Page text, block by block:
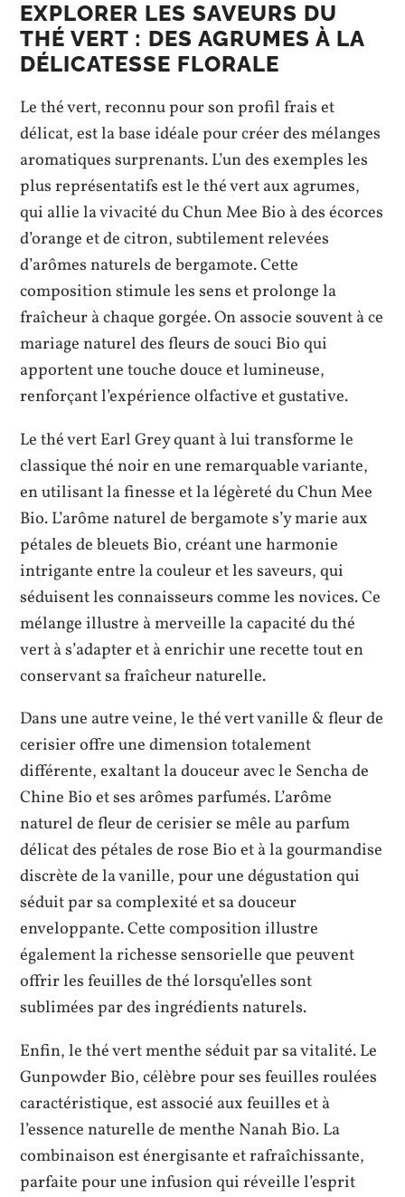
EXPLORER LES SAVEURS DU
THÉ VERT : DES AGRUMES À LA
DÉLICATESSE FLORALE
Le thé vert, reconnu pour son profil frais et
délicat, est la base idéale pour créer des mélanges
aromatiques surprenants. L’un des exemples les
plus représentatifs est le thé vert aux agrumes,
qui allie la vivacité du Chun Mee Bio à des écorces
d’orange et de citron, subtilement relevées
d’arômes naturels de bergamote. Cette
composition stimule les sens et prolonge la
fraîcheur à chaque gorgée. On associe souvent à ce
mariage naturel des fleurs de souci Bio qui
apportent une touche douce et lumineuse,
renforçant l’expérience olfactive et gustative.
Le thé vert Earl Grey quant à lui transforme le
classique thé noir en une remarquable variante,
en utilisant la finesse et la légèreté du Chun Mee
Bio. L’arôme naturel de bergamote s’y marie aux
pétales de bleuets Bio, créant une harmonie
intrigante entre la couleur et les saveurs, qui
séduisent les connaisseurs comme les novices. Ce
mélange illustre à merveille la capacité du thé
vert à s’adapter et à enrichir une recette tout en
conservant sa fraîcheur naturelle.
Dans une autre veine, le thé vert vanille & fleur de
cerisier offre une dimension totalement
différente, exaltant la douceur avec le Sencha de
Chine Bio et ses arômes parfumés. L’arôme
naturel de fleur de cerisier se mêle au parfum
délicat des pétales de rose Bio et à la gourmandise
discrète de la vanille, pour une dégustation qui
séduit par sa complexité et sa douceur
enveloppante. Cette composition illustre
également la richesse sensorielle que peuvent
offrir les feuilles de thé lorsqu’elles sont
sublimées par des ingrédients naturels.
Enfin, le thé vert menthe séduit par sa vitalité. Le
Gunpowder Bio, célèbre pour ses feuilles roulées
caractéristique, est associé aux feuilles et à
l’essence naturelle de menthe Nanah Bio. La
combinaison est énergisante et rafraîchissante,
parfaite pour une infusion qui réveille l’esprit